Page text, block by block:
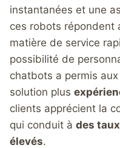
instantanées et une
ces robots répondent
matière de service
possibilité de
chatbots a permis
solution plus
clients apprécient la
qui conduit à des
élevés.